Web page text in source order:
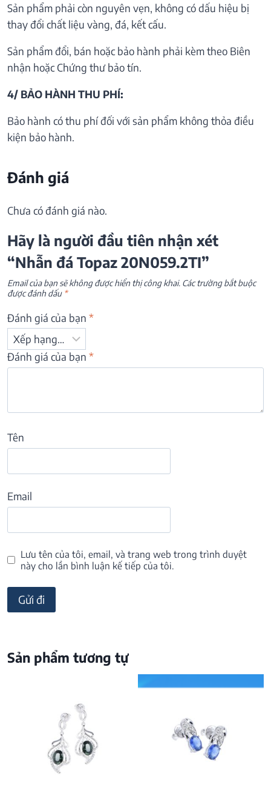
Sản phẩm phải còn nguyên vẹn, không có dấu hiệu bị
thay đổi chất liệu vàng, đá, kết cấu.
Sản phẩm đổi, bán hoặc bảo hành phải kèm theo Biên
nhận hoặc Chứng thư bảo tín.
4/ BẢO HÀNH THU PHÍ:
Bảo hành có thu phí đối với sản phẩm không thỏa điều
kiện bảo hành.
Đánh giá
Chưa có đánh giá nào.
Hãy là người đầu tiên nhận xét
“Nhẫn đá Topaz 20N059.2TI”
Email của bạn sẽ không được hiển thị công khai. Các trường bắt buộc
được đánh dấu *
Đánh giá của bạn *
Đánh giá của bạn *
Tên
Email
Lưu tên của tôi, email, và trang web trong trình duyệt
này cho lần bình luận kế tiếp của tôi.
Sản phẩm tương tự